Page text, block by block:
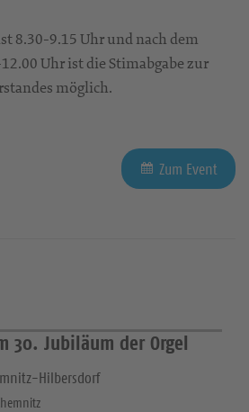
8.30-9.15 Uhr und nach dem
Uhr ist die Stimabgabe zur
möglich.
Zum Event
30. Jubiläum der Orgel
Hilbersdorf